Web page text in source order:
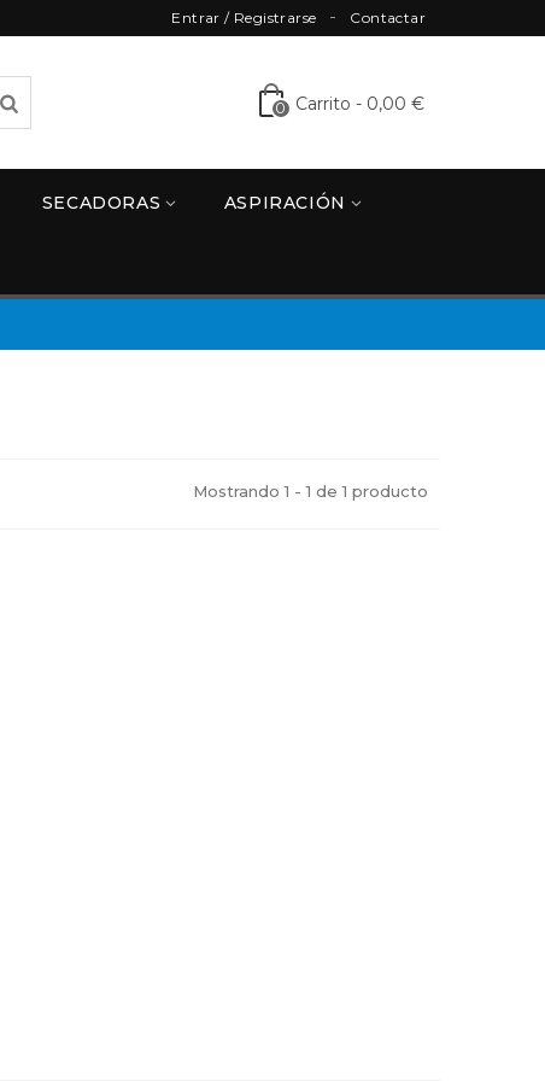
Contactar
Entrar / Registrarse
0 Carrito - 0,00 €
SECADORAS ASPIRACIÓN
Mostrando 1 - 1 de 1 producto